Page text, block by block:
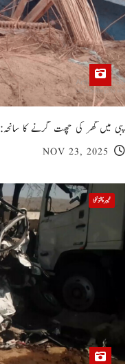
پبی میں گھر کی چھت گرنے کا سانحہ: 5 افراد جان کی بازی ہار گئے، 3 زخمی
NOV 23, 2025
خیبر پختونخوا